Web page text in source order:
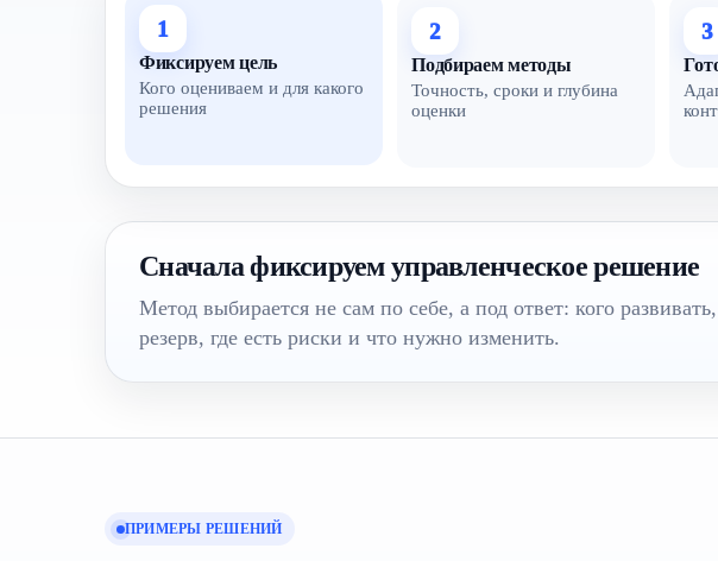
1
Фиксируем цель
Кого оцениваем и для какого
решения
2
Подбираем методы
Точность, сроки и глубина
оценки
3
Сначала фиксируем управленческое решение
Метод выбирается не сам по себе, а под ответ: кого
резерв, где есть риски и что нужно изменить.
ПРИМЕРЫ РЕШЕНИЙ